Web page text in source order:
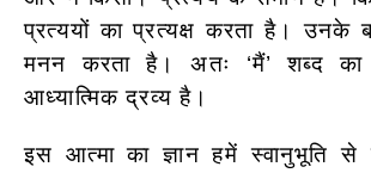
प्रत्ययों का प्रत्यक्ष करता है। उनके
मनन करता है। अतः ‘मैं’ शब्द का
आध्यात्मिक द्रव्य है।
इस आत्मा का ज्ञान हमें स्वानुभूति से